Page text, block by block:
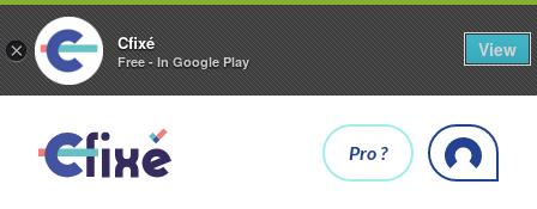
× Cfixé
Free - In Google Play
View
Pro ?